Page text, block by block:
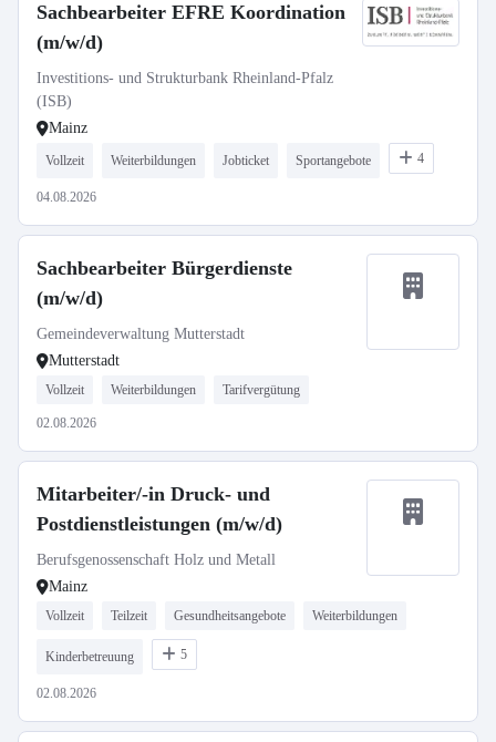
Sachbearbeiter EFRE Koordination
(m/w/d)
Investitions- und Strukturbank Rheinland-Pfalz
(ISB)
Mainz
Vollzeit Weiterbildungen Jobticket Sportangebote 4
04.08.2026
Sachbearbeiter Bürgerdienste
(m/w/d)
Gemeindeverwaltung Mutterstadt
Mutterstadt
Vollzeit Weiterbildungen Tarifvergütung
02.08.2026
Mitarbeiter/-in Druck- und
Postdienstleistungen (m/w/d)
Berufsgenossenschaft Holz und Metall
Mainz
Vollzeit Teilzeit Gesundheitsangebote Weiterbildungen
Kinderbetreuung 5
02.08.2026